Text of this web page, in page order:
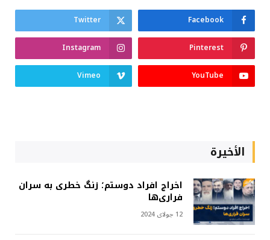
Facebook
Twitter
Pinterest
Instagram
YouTube
Vimeo
الأخيرة
اخراج افراد دوستم؛ زنگ خطری به سران
فراری‌ها
12 جولای 2024